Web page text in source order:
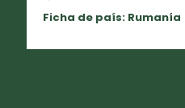
Ficha de país: Rumanía